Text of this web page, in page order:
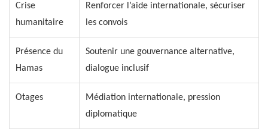
Crise
humanitaire
Renforcer l’aide internationale, sécuriser
les convois
Présence du
Hamas
Soutenir une gouvernance alternative,
dialogue inclusif
Otages
Médiation internationale, pression
diplomatique